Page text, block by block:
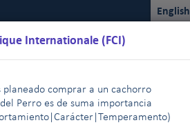
Internationale (FCI)
comprar a un cachorro
Perro es de suma importancia
English